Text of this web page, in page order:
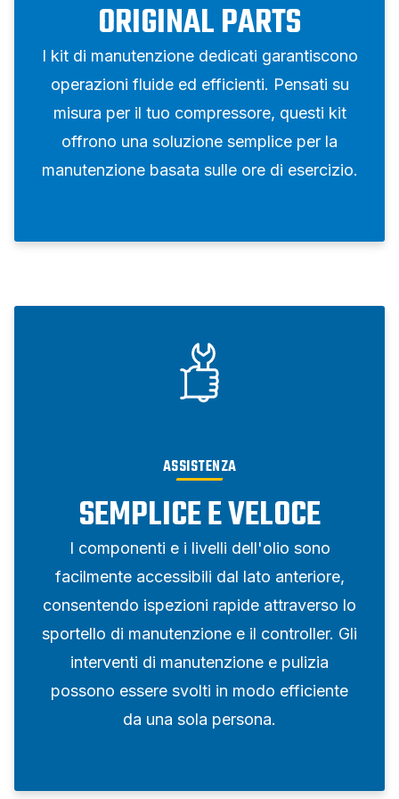
ORIGINAL PARTS
I kit di manutenzione dedicati garantiscono
operazioni fluide ed efficienti. Pensati su
misura per il tuo compressore, questi kit
offrono una soluzione semplice per la
manutenzione basata sulle ore di esercizio.
ASSISTENZA
SEMPLICE E VELOCE
I componenti e i livelli dell'olio sono
facilmente accessibili dal lato anteriore,
consentendo ispezioni rapide attraverso lo
sportello di manutenzione e il controller. Gli
interventi di manutenzione e pulizia
possono essere svolti in modo efficiente
da una sola persona.